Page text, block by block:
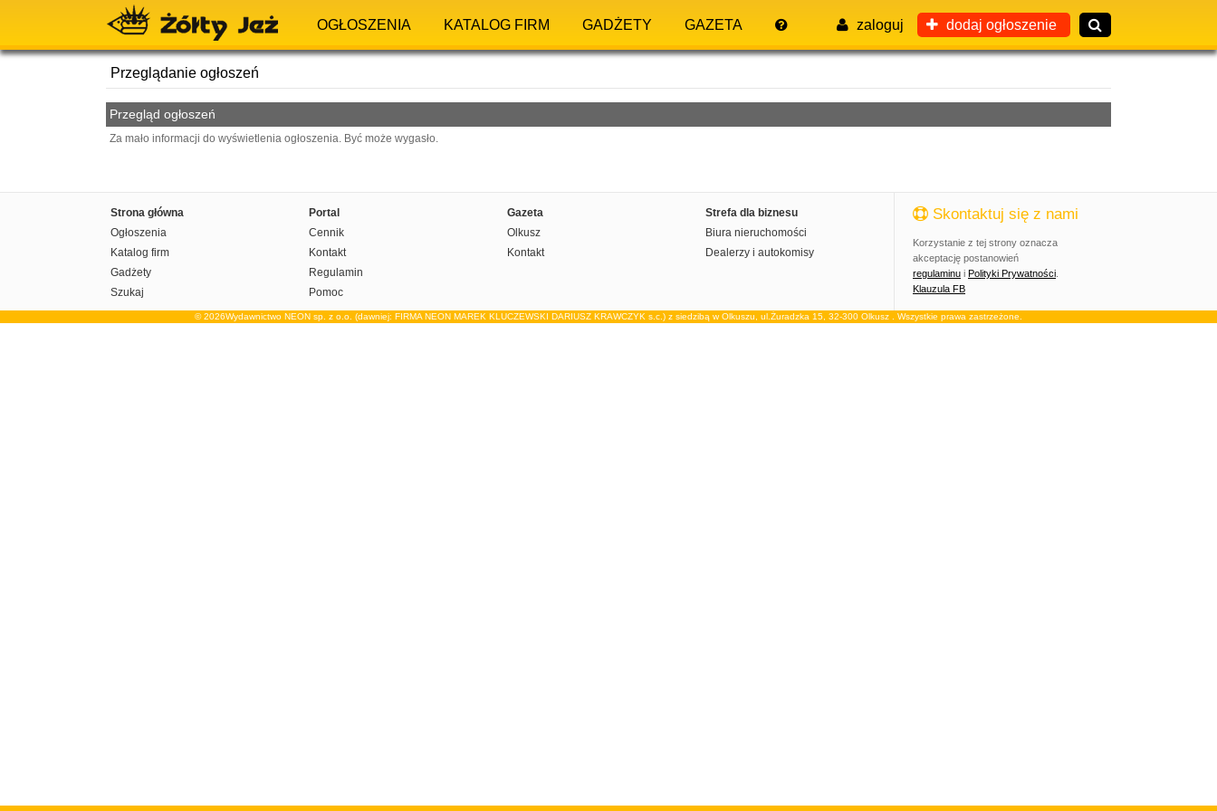
OGŁOSZENIA KATALOG FIRM GADŻETY GAZETA zaloguj dodaj ogłoszenie
Przeglądanie ogłoszeń
Przegląd ogłoszeń
Za mało informacji do wyświetlenia ogłoszenia. Być może wygasło.
Strona główna
Ogłoszenia
Katalog firm
Gadżety
Szukaj
Portal
Cennik
Kontakt
Regulamin
Pomoc
Gazeta
Olkusz
Kontakt
Strefa dla biznesu
Biura nieruchomości
Dealerzy i autokomisy
Skontaktuj się z nami
Korzystanie z tej strony oznacza
akceptację postanowień
regulaminu i Polityki Prywatności
Klauzula FB
© 2026Wydawnictwo NEON sp. z o.o. (dawniej: FIRMA NEON MAREK KLUCZEWSKI DARIUSZ KRAWCZYK s.c.) z siedzibą w Olkuszu, ul.Żuradzka 15, 32-300 Olkusz . Wszystkie prawa zastrzeżone.